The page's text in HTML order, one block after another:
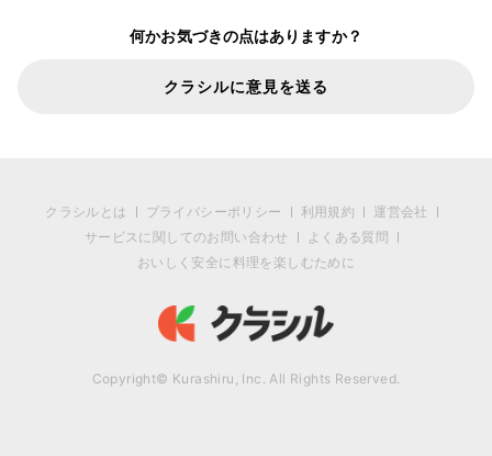
何かお気づきの点はありますか？
クラシルに意見を送る
クラシルとは プライバシーポリシー 利用規約
運営会社
サービスに関してのお問い合わせ
よくある質問
おいしく安全に料理を楽しむために
Copyright© Kurashiru, Inc. All Rights Reserved.